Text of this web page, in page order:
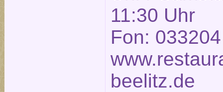
11:30 Uhr
Fon:
beelitz.de